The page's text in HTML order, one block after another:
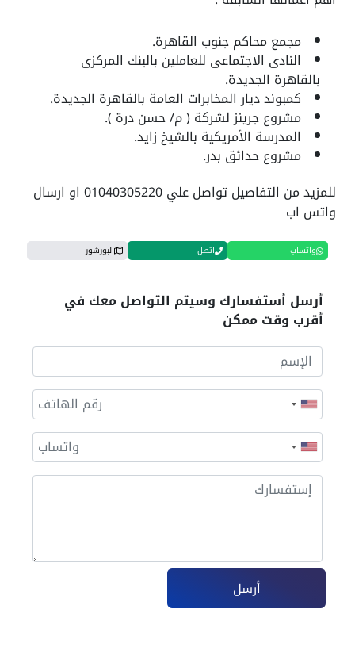
مجمع محاكم جنوب القاهرة.
النادى الاجتماعى للعاملين بالبنك المركزى
بالقاهرة الجديدة.
كمبوند ديار المخابرات العامة بالقاهرة الجديدة.
مشروع جرينز لشركة ( م/ حسن درة ).
المدرسة الأمريكية بالشيخ زايد.
مشروع حدائق بدر.
للمزيد من التفاصيل تواصل علي 01040305220 او ارسال
واتس اب
واتساب اتصل البورشور
أرسل أستفسارك وسيتم التواصل معك في
أقرب وقت ممكن
أرسل